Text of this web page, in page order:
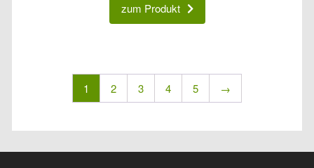
zum Produkt
1 2 3 4 5 →